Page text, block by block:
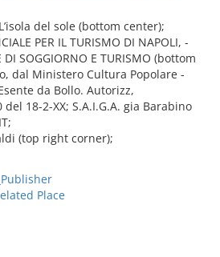
del sole (bottom center);
PER IL TURISMO DI NAPOLI, -
DI SOGGIORNO E TURISMO (bottom
dal Ministero Cultura Popolare -
da Bollo. Autorizz,
18-2-XX; S.A.I.G.A. gia Barabino
(top right corner);
Place